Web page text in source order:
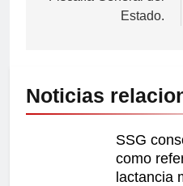
Estado.
Noticias
SSG
como
lactancia